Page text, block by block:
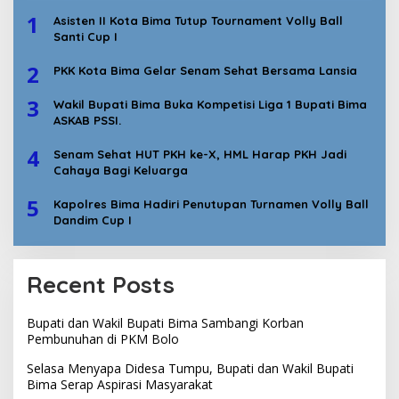
1
Asisten II Kota Bima Tutup Tournament Volly Ball
Santi Cup I
2 PKK Kota Bima Gelar Senam Sehat Bersama Lansia
3
Wakil Bupati Bima Buka Kompetisi Liga 1 Bupati Bima
ASKAB PSSI.
4
Senam Sehat HUT PKH ke-X, HML Harap PKH Jadi
Cahaya Bagi Keluarga
5
Kapolres Bima Hadiri Penutupan Turnamen Volly Ball
Dandim Cup I
Recent Posts
Bupati dan Wakil Bupati Bima Sambangi Korban
Pembunuhan di PKM Bolo
Selasa Menyapa Didesa Tumpu, Bupati dan Wakil Bupati
Bima Serap Aspirasi Masyarakat